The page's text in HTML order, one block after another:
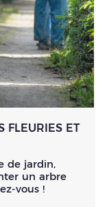
FLEURIES ET
de jardin,
un arbre
vous !